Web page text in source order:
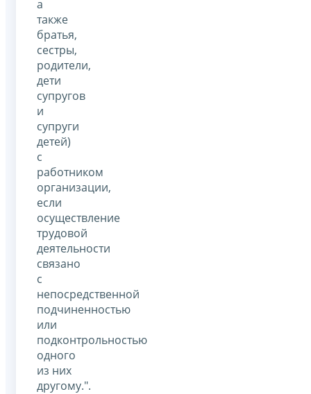
а
также
братья,
сестры,
родители,
дети
супругов
и
супруги
детей)
с
работником
организации,
если
осуществление
трудовой
деятельности
связано
с
непосредственной
подчиненностью
или
подконтрольностью
одного
из них
другому.".